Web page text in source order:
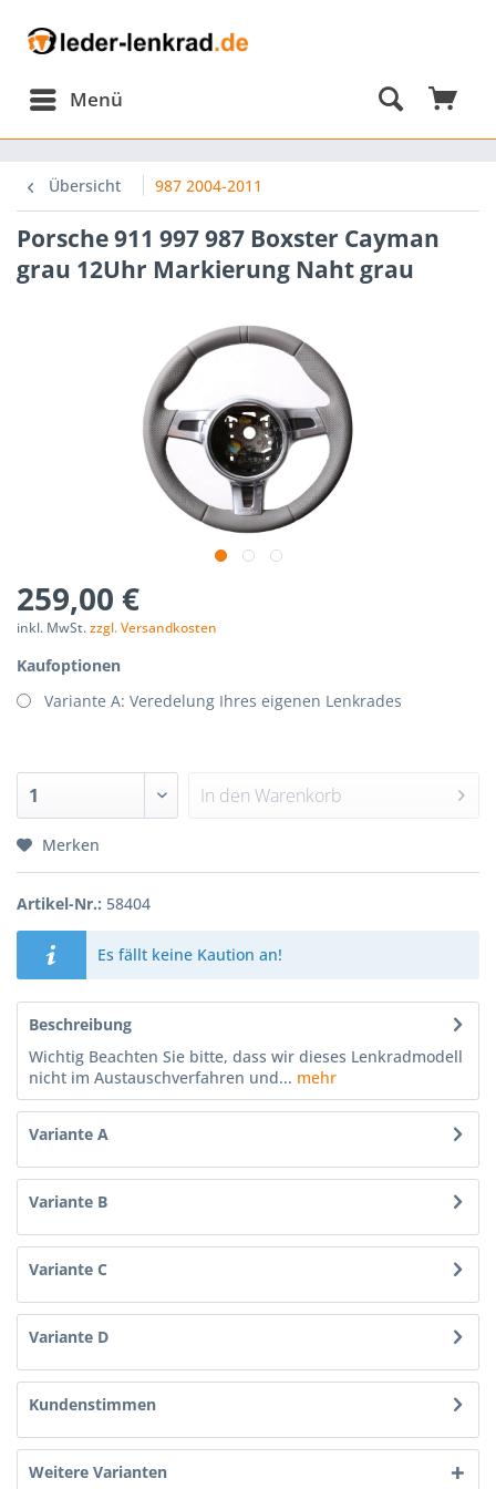
Menü
Übersicht 987 2004-2011
Session/PdoSessionHandler.php:584
Session/PdoSessionHandler.php(584):
Session/PdoSessionHandler.php
Porsche 911 997 987 Boxster Cayman
grau 12Uhr Markierung Naht grau
259,00 €
inkl. MwSt.zzgl. Versandkosten
Kaufoptionen
Variante A: Veredelung Ihres eigenen Lenkrades
In den Warenkorb
Merken
Artikel-Nr.: 58404
Es fällt keine Kaution an!
Beschreibung
Wichtig Beachten Sie bitte, dass wir dieses Lenkradmodell
nicht im Austauschverfahren und... mehr
Variante A
Variante B
Variante C
Variante D
Kundenstimmen
Weitere Varianten